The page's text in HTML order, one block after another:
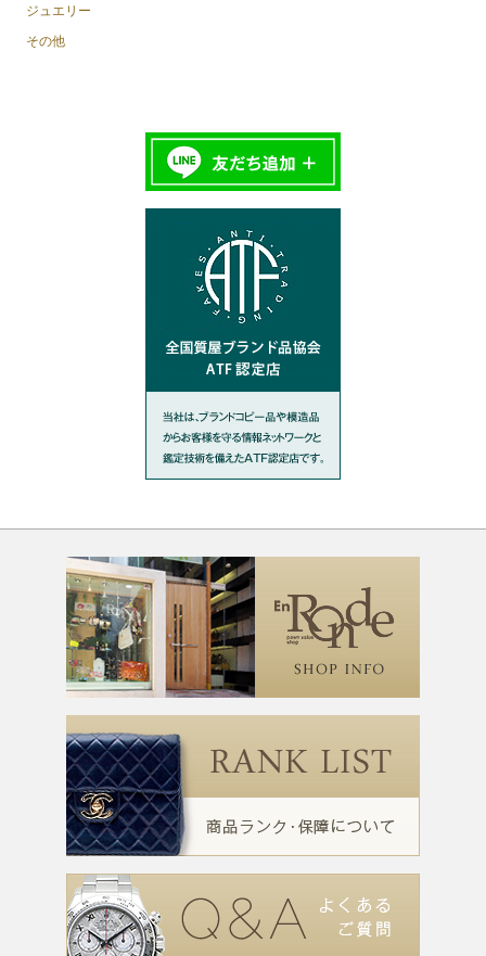
ジュエリー
その他